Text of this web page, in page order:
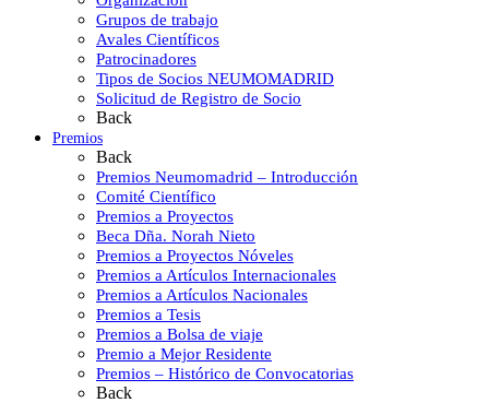
Grupos de trabajo
Avales Científicos
Patrocinadores
Tipos de Socios NEUMOMADRID
Solicitud de Registro de Socio
Back
Premios
Back
Premios Neumomadrid – Introducción
Comité Científico
Premios a Proyectos
Beca Dña. Norah Nieto
Premios a Proyectos Nóveles
Premios a Artículos Internacionales
Premios a Artículos Nacionales
Premios a Tesis
Premios a Bolsa de viaje
Premio a Mejor Residente
Premios – Histórico de Convocatorias
Back